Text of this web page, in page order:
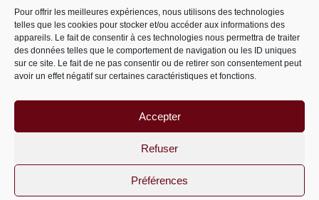
Pour offrir les meilleures expériences, nous utilisons des technologies
telles que les cookies pour stocker et/ou accéder aux informations des
appareils. Le fait de consentir à ces technologies nous permettra de traiter
des données telles que le comportement de navigation ou les ID uniques
sur ce site. Le fait de ne pas consentir ou de retirer son consentement peut
avoir un effet négatif sur certaines caractéristiques et fonctions.
Accepter
Refuser
Préférences
Catégories